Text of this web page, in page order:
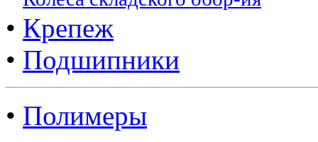
• Крепеж
• Подшипники
• Полимеры